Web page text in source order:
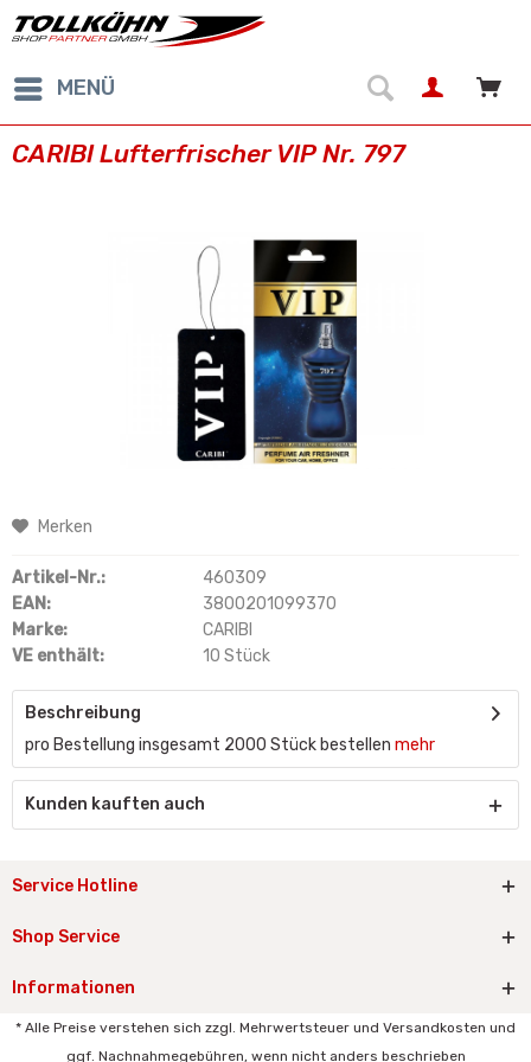
MENÜ
CARIBI Lufterfrischer VIP Nr. 797
Merken
Artikel-Nr.:
460309
EAN:
3800201099370
Marke:
CARIBI
VE enthält:
10 Stück
Beschreibung
pro Bestellung insgesamt 2000 Stück bestellen mehr
Kunden kauften auch
Service Hotline
Shop Service
Informationen
* Alle Preise verstehen sich zzgl. Mehrwertsteuer und Versandkosten und
ggf. Nachnahmegebühren, wenn nicht anders beschrieben